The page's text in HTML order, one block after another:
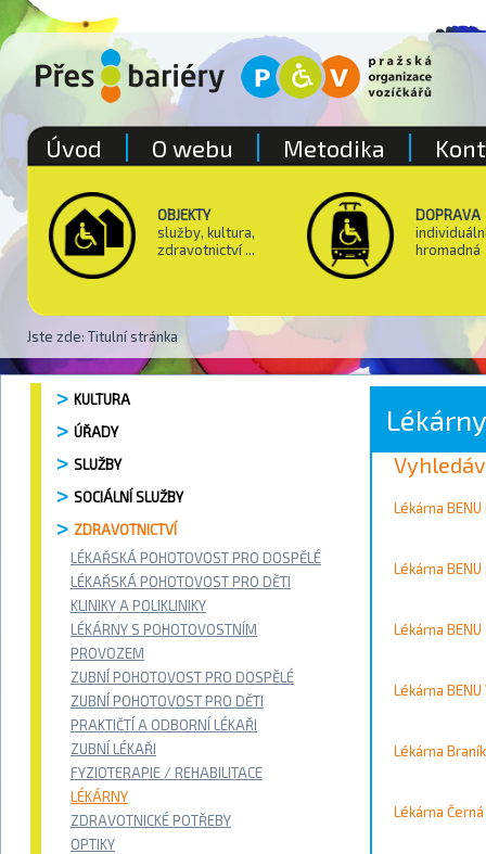
OBJEKTY
služby, kultura,
zdravotnictví ...
DOPRAVA
hromadná
Jste zde: Titulní stránka
Úvod O webu Metodika
KULTURA
ÚŘADY
SLUŽBY
SOCIÁLNÍ SLUŽBY
ZDRAVOTNICTVÍ
LÉKAŘSKÁ POHOTOVOST PRO DOSPĚLÉ
LÉKAŘSKÁ POHOTOVOST PRO DĚTI
KLINIKY A POLIKLINIKY
LÉKÁRNY S POHOTOVOSTNÍM
PROVOZEM
ZUBNÍ POHOTOVOST PRO DOSPĚLÉ
ZUBNÍ POHOTOVOST PRO DĚTI
PRAKTIČTÍ A ODBORNÍ LÉKAŘI
ZUBNÍ LÉKAŘI
FYZIOTERAPIE / REHABILITACE
LÉKÁRNY
ZDRAVOTNICKÉ POTŘEBY
OPTIKY
Lékárny
Vyhledat
Kontakty
Město
Strana
Lékárna
Lékárna
Lékárna
Lékárna
Lékárna Braník
Lékárna